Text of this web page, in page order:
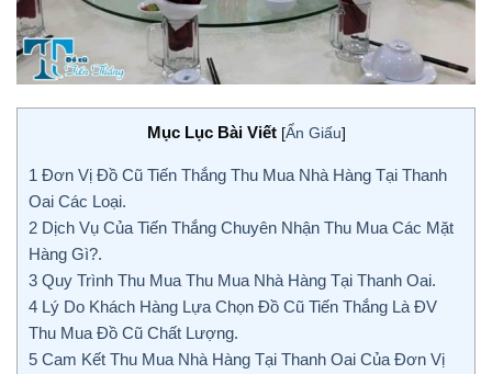
Mục Lục Bài Viết [Ẩn Giấu]
1 Đơn Vị Đồ Cũ Tiến Thắng Thu Mua Nhà Hàng Tại Thanh
Oai Các Loại.
2 Dịch Vụ Của Tiến Thắng Chuyên Nhận Thu Mua Các Mặt
Hàng Gì?.
3 Quy Trình Thu Mua Thu Mua Nhà Hàng Tại Thanh Oai.
4 Lý Do Khách Hàng Lựa Chọn Đồ Cũ Tiến Thắng Là ĐV
Thu Mua Đồ Cũ Chất Lượng.
5 Cam Kết Thu Mua Nhà Hàng Tại Thanh Oai Của Đơn Vị